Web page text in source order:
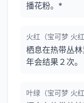
播花粉。*
火红（宝可梦 火红
栖息在热带丛
年会结果２次。
叶绿（宝可梦 火红